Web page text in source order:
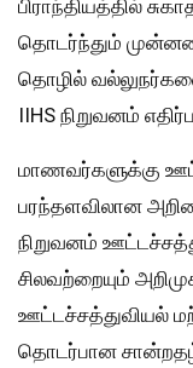
பிராந்தியத்தில்
தொடர்ந்தும்
தொழில்
IIHS நிறுவனம்
மாணவர்களுக்கு
பரந்தளவிலான
நிறுவனம்
சிலவற்றையும்
ஊட்டச்சத்துவியல்
தொடர்பான சான்றதழ்